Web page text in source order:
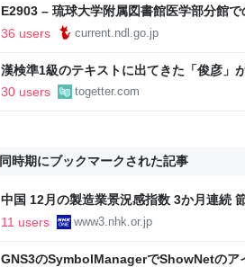
E2903 – 琉球大学附属図書館医学部分館
36 users
current.ndl.go.jp
漢検準1級のテキストに出てきた「俊彦」
内に登場する、選び抜かれた俊彦たち
30 users togetter.com
同時期にブックマークされた記事
中国 12月の製造業景況感指数 3か月連続
11 users
www3.nhk.or.jp
GNS3のSymbolManagerでShowNetのア